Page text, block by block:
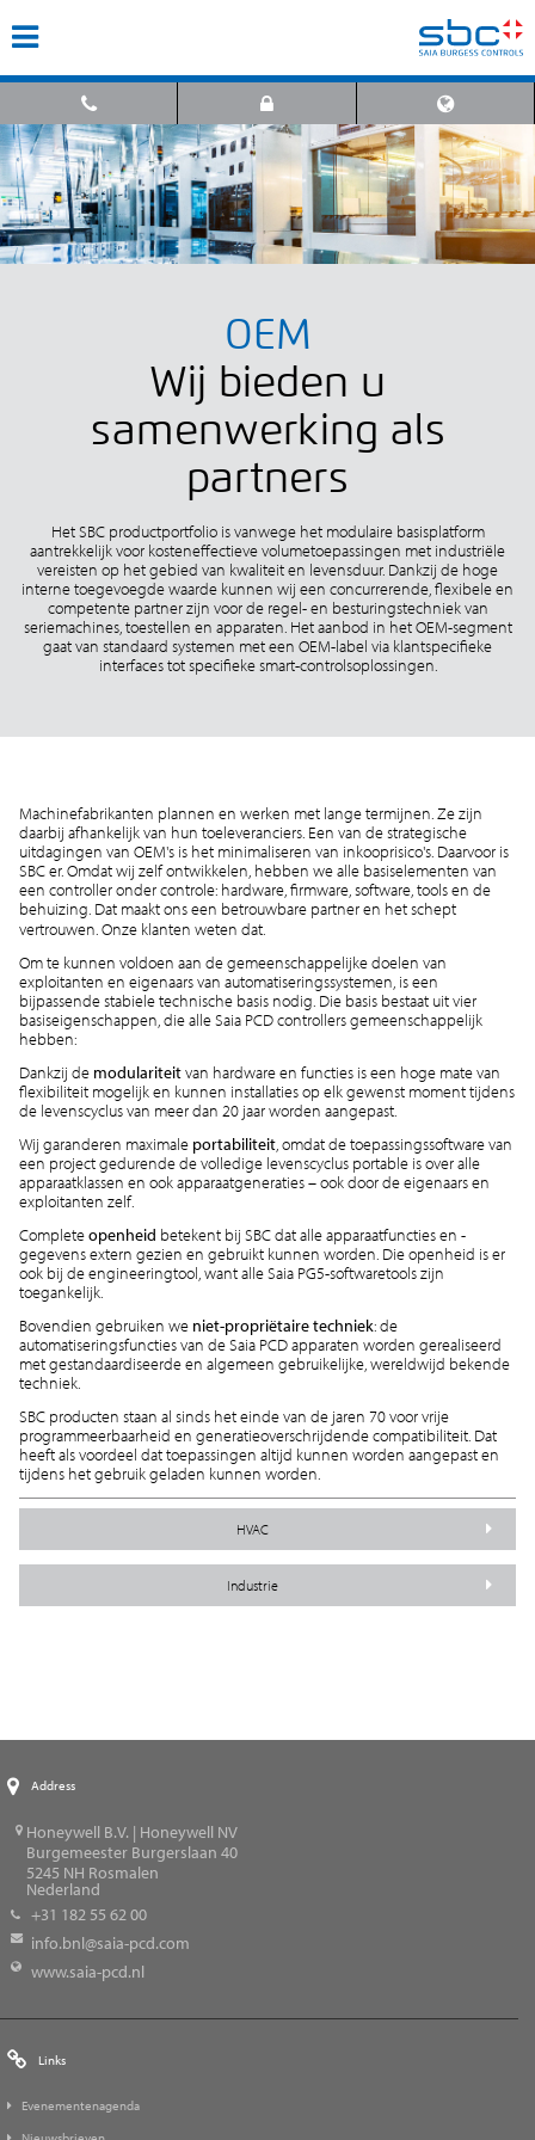
OEM
Wij bieden u
samenwerking als
partners
Het SBC productportfolio is vanwege het modulaire basisplatform
aantrekkelijk voor kosteneffectieve volumetoepassingen met industriële
vereisten op het gebied van kwaliteit en levensduur. Dankzij de hoge
interne toegevoegde waarde kunnen wij een concurrerende, flexibele en
competente partner zijn voor de regel- en besturingstechniek van
seriemachines, toestellen en apparaten. Het aanbod in het OEM-segment
gaat van standaard systemen met een OEM-label via klantspecifieke
interfaces tot specifieke smart-controlsoplossingen.
Machinefabrikanten plannen en werken met lange termijnen. Ze zijn
daarbij afhankelijk van hun toeleveranciers. Een van de strategische
uitdagingen van OEM's is het minimaliseren van inkooprisico's. Daarvoor is
SBC er. Omdat wij zelf ontwikkelen, hebben we alle basiselementen van
een controller onder controle: hardware, firmware, software, tools en de
behuizing. Dat maakt ons een betrouwbare partner en het schept
vertrouwen. Onze klanten weten dat.
Om te kunnen voldoen aan de gemeenschappelijke doelen van
exploitanten en eigenaars van automatiseringssystemen, is een
bijpassende stabiele technische basis nodig. Die basis bestaat uit vier
basiseigenschappen, die alle Saia PCD controllers gemeenschappelijk
hebben:
Dankzij de modulariteitvan hardware en functies is een hoge mate van
flexibiliteit mogelijk en kunnen installaties op elk gewenst moment tijdens
de levenscyclus van meer dan 20 jaar worden aangepast.
Wij garanderen maximale portabiliteit, omdat de toepassingssoftware van
een project gedurende de volledige levenscyclus portable is over alle
apparaatklassen en ook apparaatgeneraties – ook door de eigenaars en
exploitanten zelf.
Completeopenheid betekent bij SBC dat alle apparaatfuncties en -
gegevens extern gezien en gebruikt kunnen worden. Die openheid is er
ook bij de engineeringtool, want alle Saia PG5-softwaretools zijn
toegankelijk.
Bovendien gebruiken we niet-propriëtaire techniek: de
automatiseringsfuncties van de Saia PCD apparaten worden gerealiseerd
met gestandaardiseerde en algemeen gebruikelijke, wereldwijd bekende
techniek.
SBC producten staan al sinds het einde van de jaren 70 voor vrije
programmeerbaarheid en generatieoverschrijdende compatibiliteit. Dat
heeft als voordeel dat toepassingen altijd kunnen worden aangepast en
tijdens het gebruik geladen kunnen worden.
HVAC
Industrie
Address
Honeywell B.V. | Honeywell NV
Burgemeester Burgerslaan 40
5245 NH Rosmalen
Nederland
+31 182 55 62 00
info.bnl@saia-pcd.com
www.saia-pcd.nl
Links
Evenementenagenda